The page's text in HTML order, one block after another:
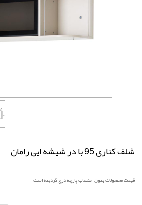
شلف کناری 95 با در شیشه ایی رامان
قیمت محصولات بدون احتساب پارچه درج گردیده است